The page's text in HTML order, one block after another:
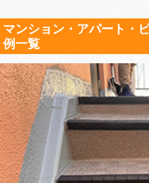
マンション・アパート・
例一覧